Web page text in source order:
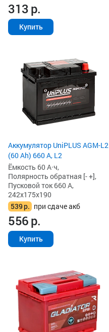
313р.
Купить
Аккумулятор UniPLUS AGM-L2
(60 Ah) 660 А, L2
Ёмкость 60 А·ч,
Полярность обратная [- +],
Пусковой ток 660 А,
242x175x190
539р. при сдаче акб
556р.
Купить